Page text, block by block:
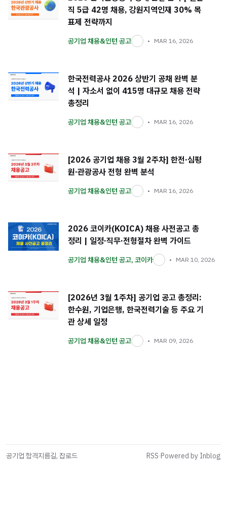
직 5급 42명 채용, 강원지역인재 30% 목
표제 전략까지
공기업 채용&인턴 공고 MAR 16, 2026
한국전력공사 2026 상반기 공채 완벽 분
석 | 자소서 없이 415명 대규모 채용 전략
총정리
공기업 채용&인턴 공고 MAR 16, 2026
[2026 공기업 채용 3월 2주차] 한전·심평
원·관광공사 전형 완벽 분석
공기업 채용&인턴 공고 MAR 16, 2026
2026 코이카(KOICA) 채용 사전공고 총
정리 | 일정·직무·전형절차 완벽 가이드
공기업 채용&인턴 공고, 코이카 MAR 10, 2026
[2026년 3월 1주차] 공기업 공고 총정리:
한수원, 기업은행, 한국전력기술 등 주요 기
관 상세 일정
공기업 채용&인턴 공고 MAR 09, 2026
공기업 합격지름길, 잡로드 RSS·Powered by Inblog